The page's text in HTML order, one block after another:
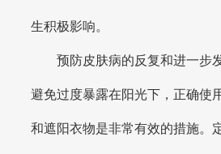
生积极影响。
预防皮肤病的反复和进一步发
避免过度暴露在阳光下，正确使
和遮阳衣物是非常有效的措施。